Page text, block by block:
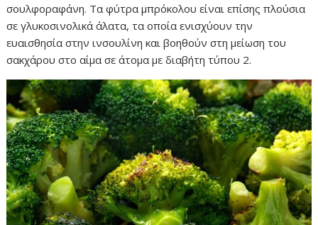
σουλφοραφάνη. Τα φύτρα μπρόκολου είναι επίσης πλούσια
σε γλυκοσινολικά άλατα, τα οποία ενισχύουν την
ευαισθησία στην ινσουλίνη και βοηθούν στη μείωση του
σακχάρου στο αίμα σε άτομα με διαβήτη τύπου 2.